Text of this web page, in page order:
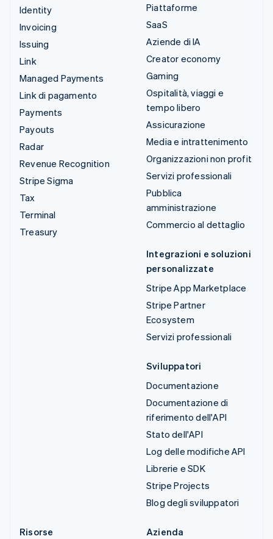
Identity
Invoicing
Issuing
Link
Managed Payments
Link di pagamento
Payments
Payouts
Radar
Revenue Recognition
Stripe Sigma
Tax
Terminal
Treasury
Piattaforme
SaaS
Aziende di IA
Creator economy
Gaming
Ospitalità, viaggi e
tempo libero
Assicurazione
Media e intrattenimento
Organizzazioni non profit
Servizi professionali
Pubblica
amministrazione
Commercio al dettaglio
Integrazioni e soluzioni
personalizzate
Stripe App Marketplace
Stripe Partner
Ecosystem
Servizi professionali
Sviluppatori
Documentazione
Documentazione di
riferimento dell'API
Stato dell'API
Log delle modifiche API
Librerie e SDK
Stripe Projects
Blog degli sviluppatori
Risorse
Azienda